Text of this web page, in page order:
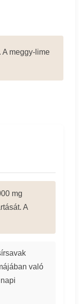
meggy-lime
mg
A
való